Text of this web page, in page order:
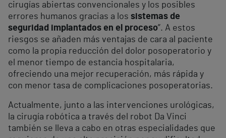
cirugías abiertas convencionales y los posibles
errores humanos gracias a los sistemas de
seguridad implantados en el proceso”. A estos
riesgos se añaden más ventajas de cara al paciente
como la propia reducción del dolor posoperatorio y
el menor tiempo de estancia hospitalaria,
ofreciendo una mejor recuperación, más rápida y
con menor tasa de complicaciones posoperatorias.
Actualmente, junto a las intervenciones urológicas,
la cirugía robótica a través del robot Da Vinci
también se lleva a cabo en otras especialidades que